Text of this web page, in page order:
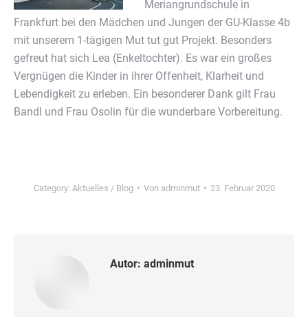
Meriangrundschule in
Frankfurt bei den Mädchen und Jungen der GU-Klasse 4b
mit unserem 1-tägigen Mut tut gut Projekt. Besonders
gefreut hat sich Lea (Enkeltochter). Es war ein großes
Vergnügen die Kinder in ihrer Offenheit, Klarheit und
Lebendigkeit zu erleben. Ein besonderer Dank gilt Frau
Bandl und Frau Osolin für die wunderbare Vorbereitung.
Category: Aktuelles / Blog Von adminmut 23. Februar 2020
Autor: adminmut